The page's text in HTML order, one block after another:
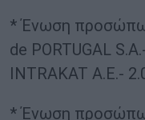
* Ένωση
de PORTUGAL
INTRAKAT A.E.-
* Ένωση